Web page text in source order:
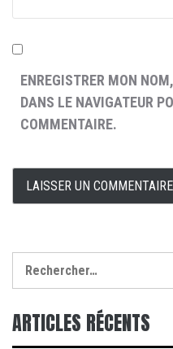
ENREGISTRER MON
DANS LE NAVIGATEUR
COMMENTAIRE.
ARTICLES RÉCENTS